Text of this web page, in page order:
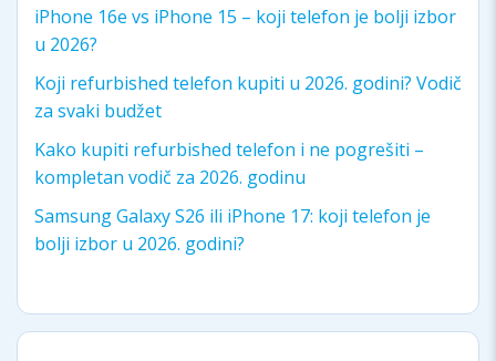
iPhone 16e vs iPhone 15 – koji telefon je bolji izbor
u 2026?
Koji refurbished telefon kupiti u 2026. godini? Vodič
za svaki budžet
Kako kupiti refurbished telefon i ne pogrešiti –
kompletan vodič za 2026. godinu
Samsung Galaxy S26 ili iPhone 17: koji telefon je
bolji izbor u 2026. godini?